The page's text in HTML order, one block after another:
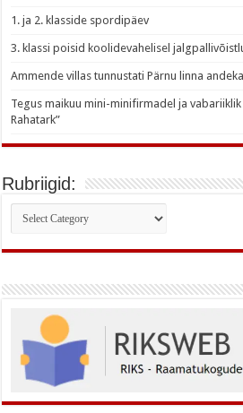
1. ja 2. klasside spordipäev
3. klassi poisid koolidevahelisel
Ammende villas tunnustati Pärnu linna
Tegus maikuu mini-minifirmadel ja
Rahatark”
Rubriigid:
Rubriigid: